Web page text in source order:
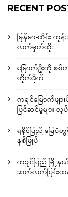
RECENT
မြန်မာ-ထိုင်း ကုန်
လက်မှတ်ထိုး
မြောက်ဦးကို စစ်
တိုက်ခိုက်
ကချင်မြောက်ဖျ
ပြင်ဆင်မှုများ
ရခိုင်ပြည် မြေပုံ
နစ်မြုပ်
ကချင်ပြည် မြို့န
ဆက်လက်ပြင်းထ